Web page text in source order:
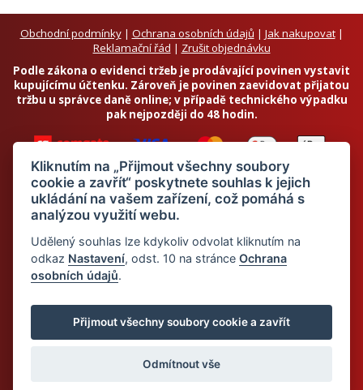
Obchodní podmínky| Ochrana osobních údajů | Jak nakupovat|
Reklamační řád | Zrušit objednávku
Podle zákona o evidenci tržeb je prodávající povinen vystavit
kupujícímu účtenku. Zároveň je povinen zaevidovat přijatou
tržbu u správce daně online; v případě technického výpadku
pak nejpozději do 48 hodin.
Chci odebírat newsletter
© 2026 Dietalegre - bílkovinná dieta pro zdravé hubnutí
Kliknutím na „Přijmout všechny soubory
cookie a zavřít“ poskytnete souhlas k jejich
ukládání na vašem zařízení, což pomáhá s
analýzou využití webu.
Udělený souhlas lze kdykoliv odvolat kliknutím na
odkaz Nastavení, odst. 10 na stránceOchrana
osobních údajů.
Přijmout všechny soubory cookie a zavřít
Odmítnout vše